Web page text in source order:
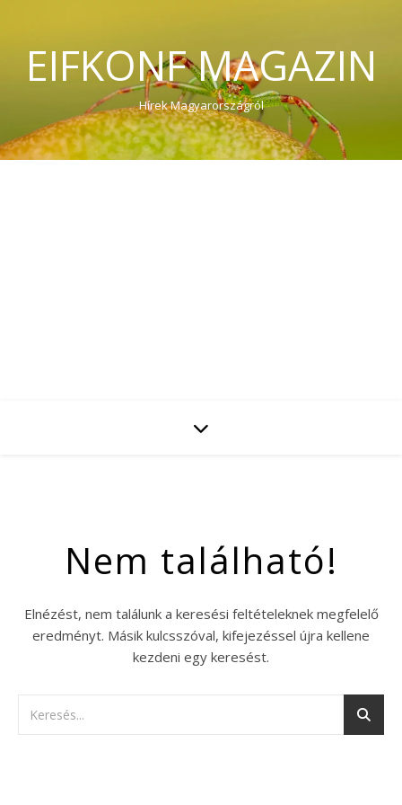
EIFKONF MAGAZIN
Hírek Magyarországról
Nem található!
Elnézést, nem találunk a keresési feltételeknek megfelelő
eredményt. Másik kulcsszóval, kifejezéssel újra kellene
kezdeni egy keresést.